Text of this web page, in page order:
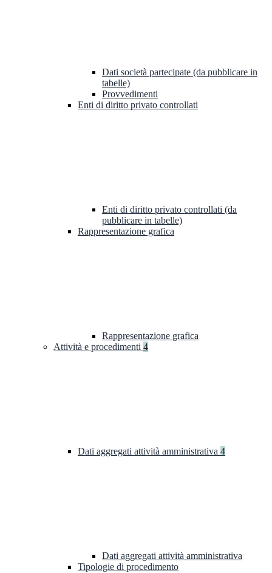
Dati società partecipate (da pubblicare in
tabelle)
Provvedimenti
Enti di diritto privato controllati
Enti di diritto privato controllati (da
pubblicare in tabelle)
Rappresentazione grafica
Rappresentazione grafica
Attività e procedimenti 4
Dati aggregati attività amministrativa 4
Dati aggregati attività amministrativa
Tipologie di procedimento